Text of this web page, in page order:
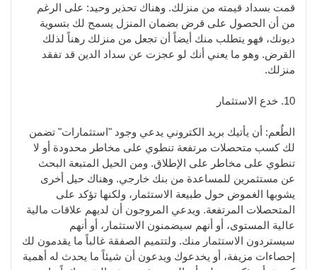
قمت بسداد قيمته من منزلك. وهناك تحذير وحيد: على الرغم
من أن الحصول على قرض بضمان المنزل يسمح لك بتسوية
ديونك، فهو يتطلب منك أيضاً أن تجعل من منزلك رهناً لذلك
القرض. وهو ما يعني أنك لو عجزت عن سداد الدين قد تفقد
منزلك.
10. خدع الاستثمار
الطُعم: أن يأتيك بريد الكتروني يدعي وجود "استثمارات" تضمن
لك كسب متحصلات مرتفعة تنطوي على مخاطر محدودة أو لا
تنطوي على مخاطر على الإطلاق. ومن الحيل المتبعة البحث
عن مستثمرين للمساعدة من بنك خارجي. وهناك حيل أخرى
يشوبها الغموض حول طبيعة الاستثمار، ولكنها تؤكد على
المتحصلات المرتفعة. ويدعي المروجون أن لديهم علاقات مالية
عالية المستوى، أو أنهم سيضمنون الاستثمار، أو أنهم
سيستردون الاستثمار منك. ولتتميم الصفقة غالباً ما يقدمون لك
إحصاءات مزيفة، أو يخدعوك ويدعون أن شيئاً ما يحدث له أهمية